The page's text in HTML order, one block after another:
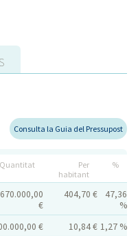
Consulta la Guia del Pressupost
Quantitat
Per
habitant
%
€
404,70 €
47,36
%
€ 10,84 € 1,27 %